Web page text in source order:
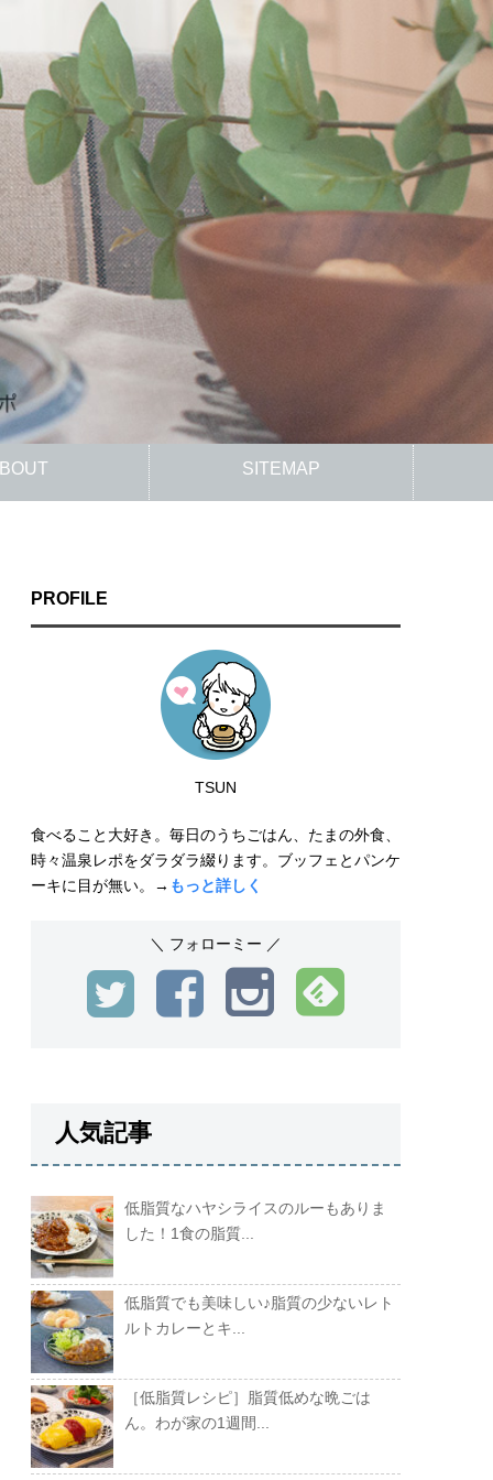
SITEMAP
PROFILE
TSUN
食べること大好き。毎日のうちごはん、たまの外食、
時々温泉レポをダラダラ綴ります。ブッフェとパンケ
ーキに目が無い。→ もっと詳しく
＼ フォローミー ／
人気記事
低脂質なハヤシライスのルーもありま
した！1食の脂質...
低脂質でも美味しい♪脂質の少ないレト
ルトカレーとキ...
［低脂質レシピ］脂質低めな晩ごは
ん。わが家の1週間...